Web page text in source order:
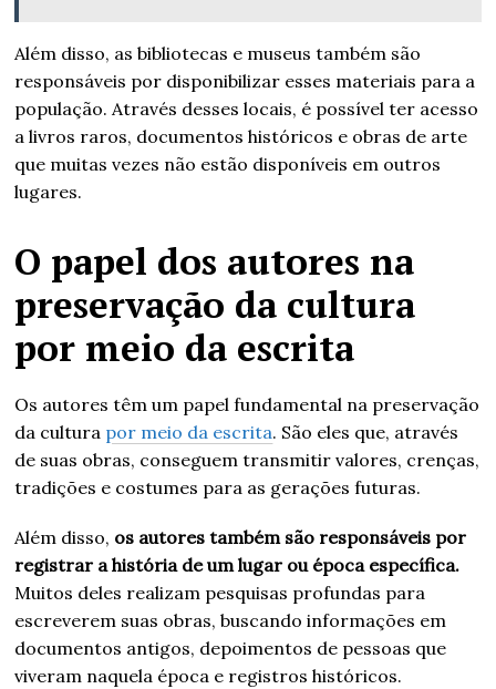
Além disso, as bibliotecas e museus também são
responsáveis por disponibilizar esses materiais para a
população. Através desses locais, é possível ter acesso
a livros raros, documentos históricos e obras de arte
que muitas vezes não estão disponíveis em outros
lugares.
O papel dos autores na
preservação da cultura
por meio da escrita
Os autores têm um papel fundamental na preservação
da cultura por meio da escrita. São eles que, através
de suas obras, conseguem transmitir valores, crenças,
tradições e costumes para as gerações futuras.
Além disso, os autores também são responsáveis por
registrar a história de um lugar ou época específica.
Muitos deles realizam pesquisas profundas para
escreverem suas obras, buscando informações em
documentos antigos, depoimentos de pessoas que
viveram naquela época e registros históricos.